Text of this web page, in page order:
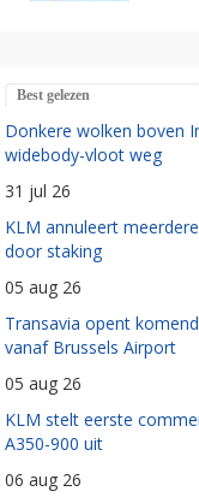
Best gelezen
Donkere wolken boven
widebody-vloot weg
31 jul 26
KLM annuleert
door staking
05 aug 26
Transavia opent
vanaf Brussels Airport
05 aug 26
KLM stelt eerste
A350-900 uit
06 aug 26